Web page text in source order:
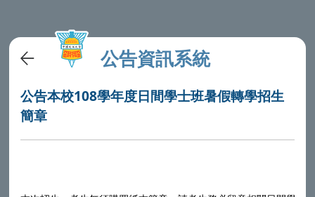
公告資訊系統
公告本校108學年度日間學士班暑假轉學招生
簡章